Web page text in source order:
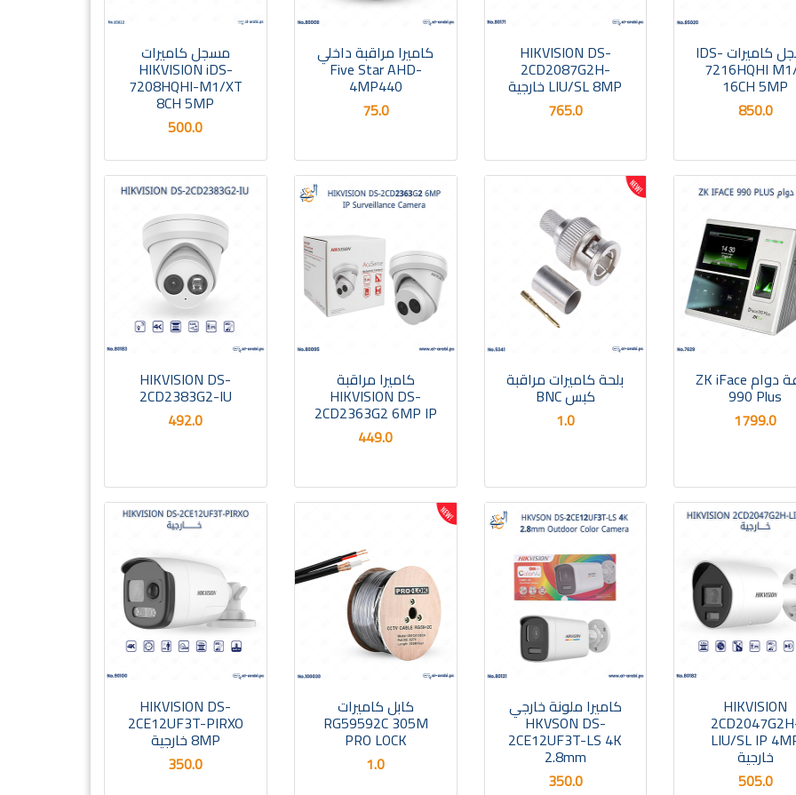
مسجل كاميرات IDS-
7216HQHI
16CH 5MP
850.0
HIKVISION DS-
2CD2087G2H-
LIU/SL 8MP خارجية
765.0
كاميرا مراقبة داخلي
Five Star AHD-
4MP440
75.0
مسجل كاميرات
HIKVISION iDS-
7208HQHI-M1/XT
8CH 5MP
500.0
ساعة دوام ZK iFace
990 Plus
1799.0
بلحة كاميرات مراقبة
كبس BNC
1.0
كاميرا مراقبة
HIKVISION DS-
2CD2363G2 6MP IP
449.0
HIKVISION DS-
2CD2383G2-IU
492.0
HIKVISION
LIU/SL IP
خارجية
505.0
كاميرا ملونة خارجي
HKVSON DS-
2CE12UF3T-LS 4K
2.8mm
350.0
كابل كاميرات
RG59592C 305M
PRO LOCK
1.0
HIKVISION DS-
2CE12UF3T-PIRXO
8MP خارجية
350.0